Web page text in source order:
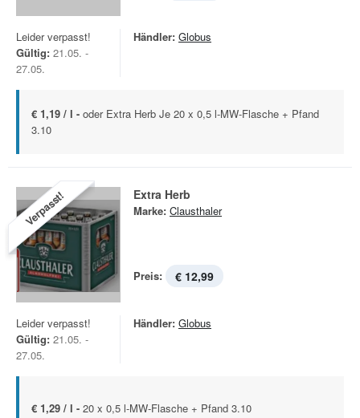
Leider verpasst!
Gültig: 21.05. -
27.05.
Händler: Globus
€ 1,19 / l - oder Extra Herb Je 20 x 0,5 l-MW-Flasche + Pfand
3.10
Verpasst! Extra Herb
Marke: Clausthaler
Preis: € 12,99
Leider verpasst!
Gültig: 21.05. -
27.05.
Händler: Globus
€ 1,29 / l - 20 x 0,5 l-MW-Flasche + Pfand 3.10